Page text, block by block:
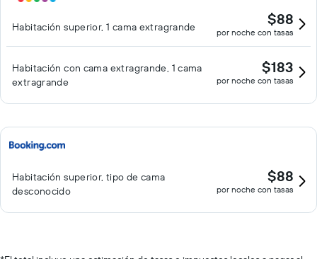
Habitación superior, 1 cama extragrande $88
por noche con tasas
Habitación con cama extragrande, 1 cama
extragrande
$183
por noche con tasas
Habitación superior, tipo de cama
desconocido
$88
por noche con tasas